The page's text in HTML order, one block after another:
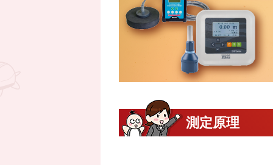
測定原理